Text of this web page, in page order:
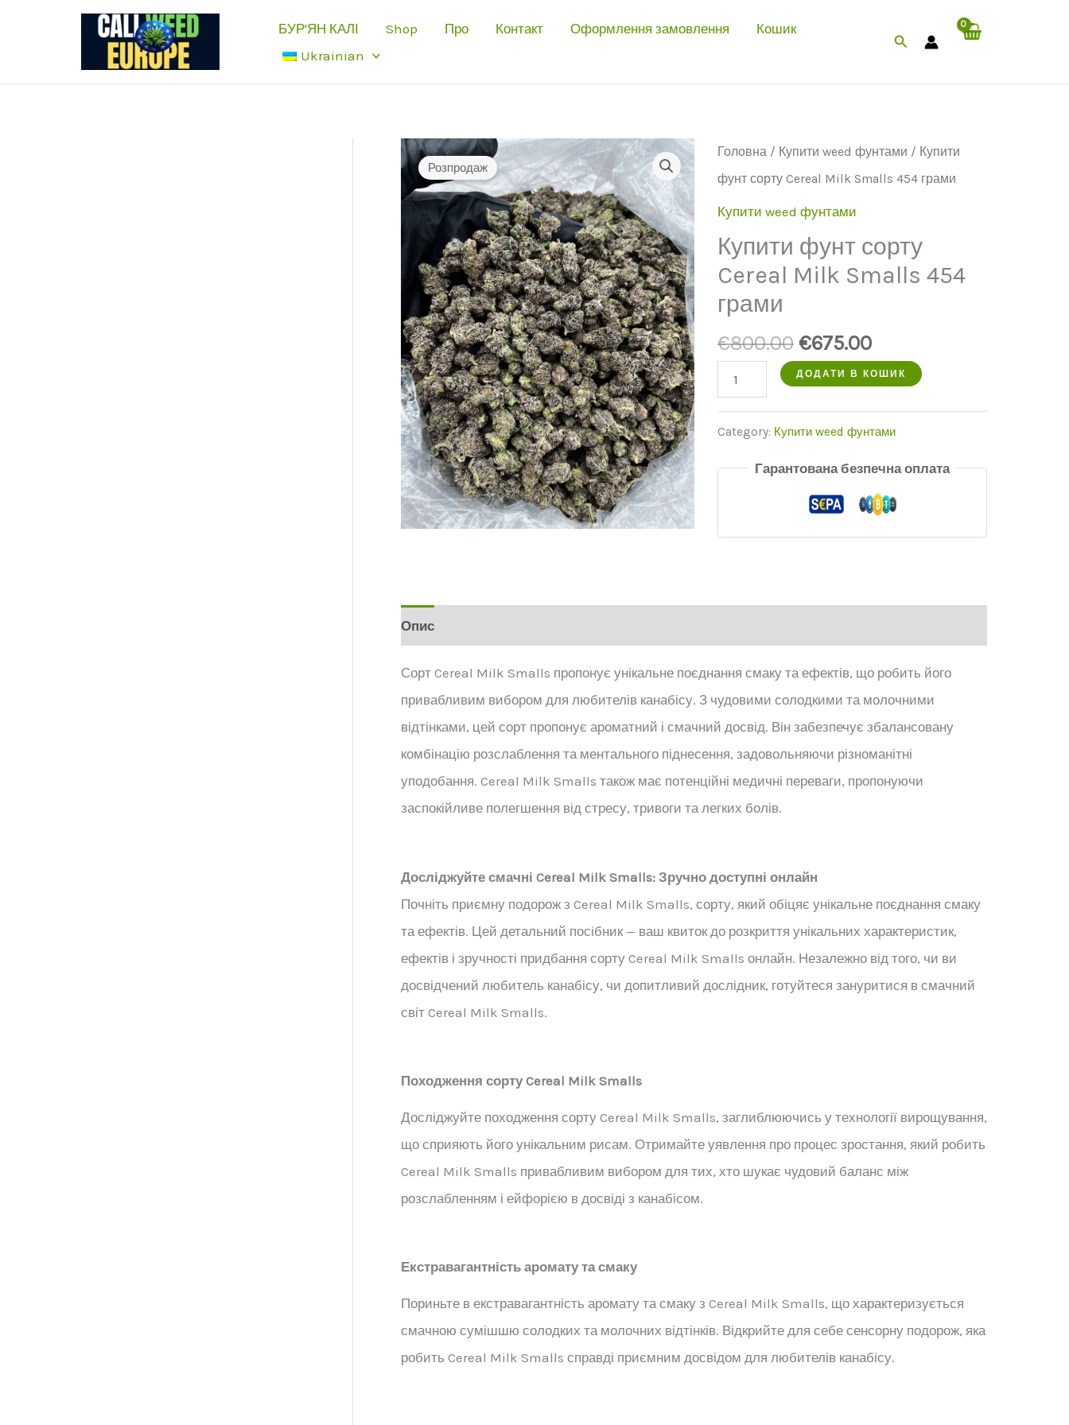
БУР'ЯН КАЛІ Shop Про Контакт Оформлення замовлення
Кошик
Ukrainian
Шукати
Розпродаж
Головна/ Купити weed фунтами / Купити
фунт сорту Cereal Milk Smalls 454 грами
Купити weed фунтами
Купити фунт сорту
Cereal Milk Smalls 454
грами
€800.00 Початкова
ціна
€800.00.
€675.00Поточна
ціна:
кількість
buy
pound
strain
ДОДАТИ В КОШИК
Category: Купити weed фунтами
Гарантована безпечна оплата
Опис
Сорт Cereal Milk Smalls пропонує унікальне поєднання смаку та ефектів, що робить його
привабливим вибором для любителів канабісу. З чудовими солодкими та молочними
відтінками, цей сорт пропонує ароматний і смачний досвід. Він забезпечує збалансовану
комбінацію розслаблення та ментального піднесення, задовольняючи різноманітні
уподобання. Cereal Milk Smalls також має потенційні медичні переваги, пропонуючи
заспокійливе полегшення від стресу, тривоги та легких болів.
Досліджуйте смачні Cereal Milk Smalls: Зручно доступні онлайн
Почніть приємну подорож з Cereal Milk Smalls, сорту, який обіцяє унікальне поєднання смаку
та ефектів. Цей детальний посібник — ваш квиток до розкриття унікальних характеристик,
ефектів і зручності придбання сорту Cereal Milk Smalls онлайн. Незалежно від того, чи ви
досвідчений любитель канабісу, чи допитливий дослідник, готуйтеся зануритися в смачний
світ Cereal Milk Smalls.
Походження сорту Cereal Milk Smalls
Досліджуйте походження сорту Cereal Milk Smalls, заглиблюючись у технології вирощування,
що сприяють його унікальним рисам. Отримайте уявлення про процес зростання, який робить
Cereal Milk Smalls привабливим вибором для тих, хто шукає чудовий баланс між
розслабленням і ейфорією в досвіді з канабісом.
Екстравагантність аромату та смаку
Пориньте в екстравагантність аромату та смаку з Cereal Milk Smalls, що характеризується
смачною сумішшю солодких та молочних відтінків. Відкрийте для себе сенсорну подорож, яка
робить Cereal Milk Smalls справді приємним досвідом для любителів канабісу.
була:
€675.00.
454
grams